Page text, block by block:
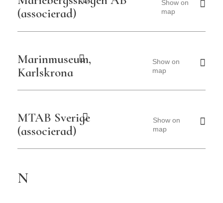
(associerad)
Show on
map
Marinmuseum,
Karlskrona
Show on
map
MTAB Sverige
(associerad)
Show on
map
N